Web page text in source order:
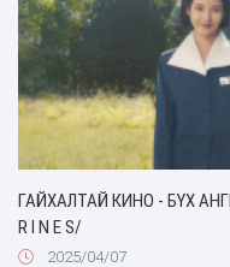
ГАЙХАЛТАЙ КИНО - БҮХ АНГИ /
R I N E S/
2025/04/07